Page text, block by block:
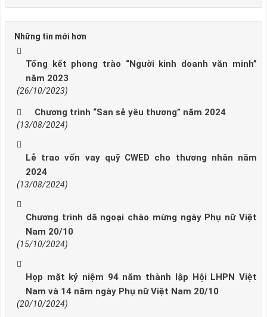
Những tin mới hơn
Tổng kết phong trào “Người kinh doanh văn minh”
năm 2023
(26/10/2023)
Chương trình “San sẻ yêu thương” năm 2024
(13/08/2024)
Lễ trao vốn vay quỹ CWED cho thương nhân năm
2024
(13/08/2024)
Chương trình dã ngoại chào mừng ngày Phụ nữ Việt
Nam 20/10
(15/10/2024)
Họp mặt kỷ niệm 94 năm thành lập Hội LHPN Việt
Nam và 14 năm ngày Phụ nữ Việt Nam 20/10
(20/10/2024)